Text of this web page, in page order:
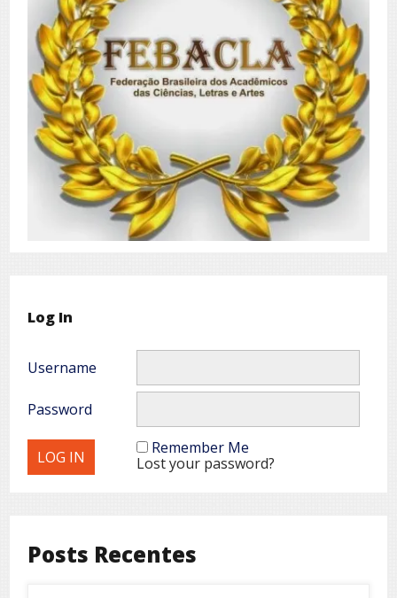
Log In
Username
Password
Remember Me
Lost your password?
Posts Recentes